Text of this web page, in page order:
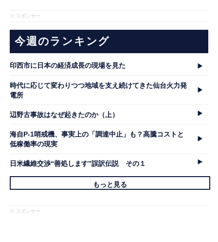
※ スポンサー
今週のランキング
印西市に日本の経済成長の現場を見た
時代に応じて変わりつつ地域を支え続けてきた仙台火力発
電所
辺野古事故はなぜ起きたのか（上）
海自P-1哨戒機、事実上の「調達中止」も？高騰コストと
低稼働率の現実
日米繊維交渉“善処します”誤訳伝説 その１
もっと見る
※ スポンサー